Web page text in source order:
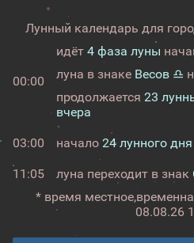
Лунный календарь для
00:00
идёт 4 фаза луны
луна в знаке Весов ♎
продолжается 23
вчера
03:00 начало 24 лунного дня
11:05 луна переходит в знак
* время местное,
08.08.26